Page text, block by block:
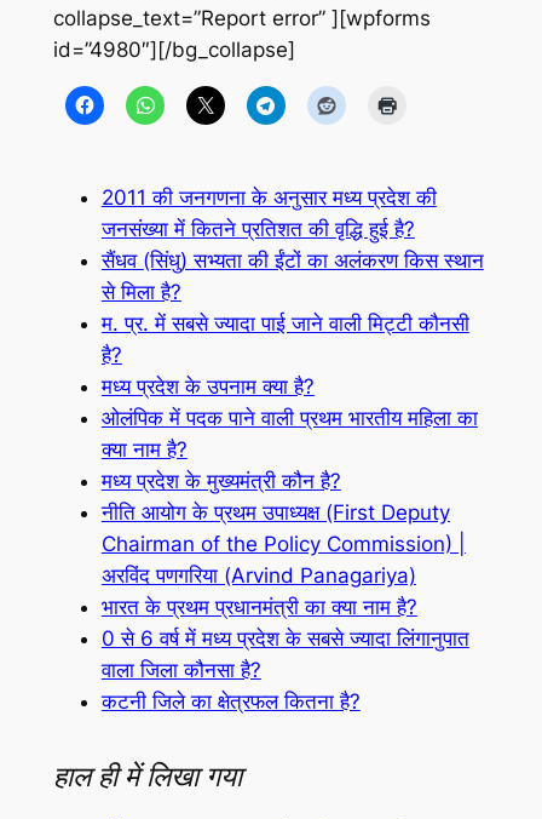
collapse_text=”Report error” ][wpforms
id=”4980″][/bg_collapse]
2011 की जनगणना के अनुसार मध्य प्रदेश की
जनसंख्या में कितने प्रतिशत की वृद्धि हुई है?
सैंधव (सिंधु) सभ्यता की ईंटों का अलंकरण किस स्थान
से मिला है?
म. प्र. में सबसे ज्यादा पाई जाने वाली मिट्टी कौनसी
है?
मध्य प्रदेश के उपनाम क्या है?
ओलंपिक में पदक पाने वाली प्रथम भारतीय महिला का
क्या नाम है?
मध्य प्रदेश के मुख्यमंत्री कौन है?
नीति आयोग के प्रथम उपाध्यक्ष (First Deputy
Chairman of the Policy Commission) |
अरविंद पणगरिया (Arvind Panagariya)
भारत के प्रथम प्रधानमंत्री का क्या नाम है?
0 से 6 वर्ष में मध्य प्रदेश के सबसे ज्यादा लिंगानुपात
वाला जिला कौनसा है?
कटनी जिले का क्षेत्रफल कितना है?
हाल ही में लिखा गया